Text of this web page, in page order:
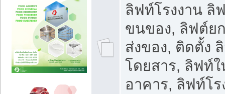
ลิฟท์โรงงาน ลิ
ขนของ, ลิฟต์ย
ส่งของ, ติดตั้ง
โดยสาร, ลิฟท์
อาคาร, ลิฟท์โ